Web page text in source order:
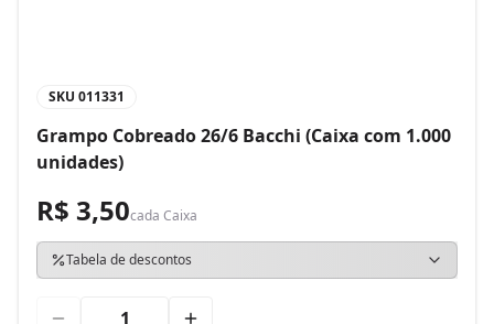
SKU 011331
Grampo Cobreado 26/6 Bacchi (Caixa com 1.000
unidades)
R$ 3,50cada Caixa
Tabela de descontos